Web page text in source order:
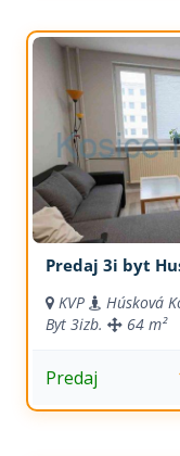
Predaj 3i
KVP
Húsková
Byt 3izb. 64 m²
Predaj